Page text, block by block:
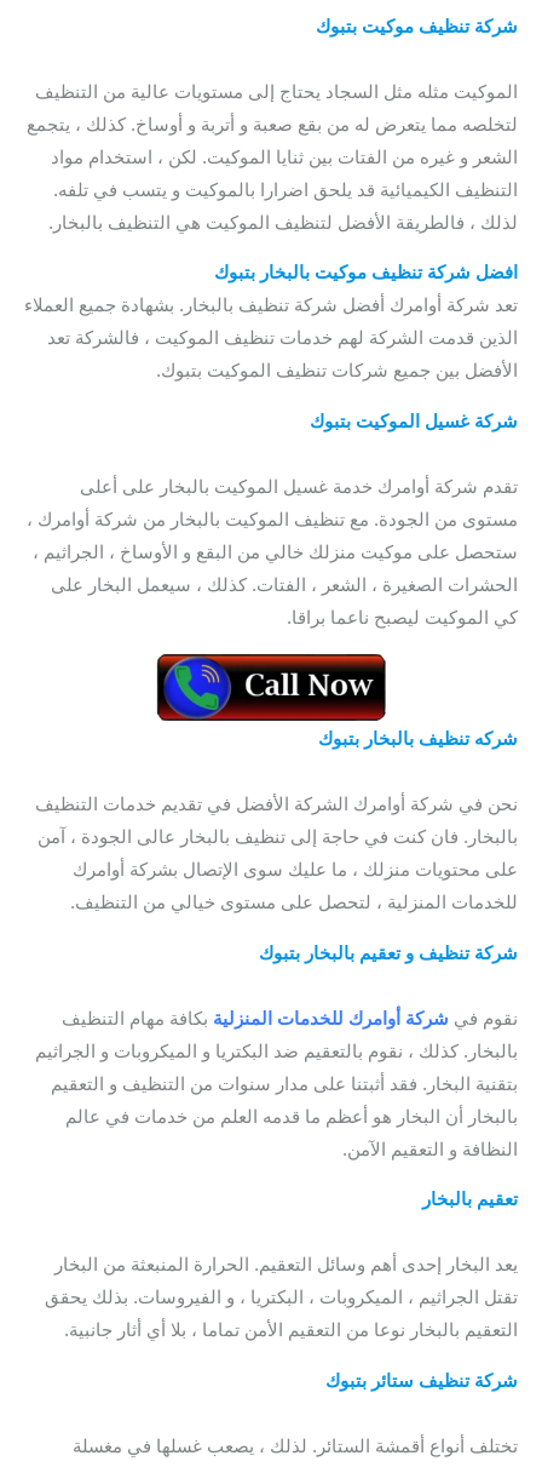
شركة تنظيف موكيت بتبوك
الموكيت مثله مثل السجاد يحتاج إلى مستويات عالية من التنظيف
لتخلصه مما يتعرض له من بقع صعبة و أتربة و أوساخ. كذلك ، يتجمع
الشعر و غيره من الفتات بين ثنايا الموكيت. لكن ، استخدام مواد
التنظيف الكيميائية قد يلحق اضرارا بالموكيت و يتسب في تلفه.
لذلك ، فالطريقة الأفضل لتنظيف الموكيت هي التنظيف بالبخار.
افضل شركة تنظيف موكيت بالبخار بتبوك
تعد شركة أوامرك أفضل شركة تنظيف بالبخار. بشهادة جميع العملاء
الذين قدمت الشركة لهم خدمات تنظيف الموكيت ، فالشركة تعد
الأفضل بين جميع شركات تنظيف الموكيت بتبوك.
شركة غسيل الموكيت بتبوك
تقدم شركة أوامرك خدمة غسيل الموكيت بالبخار على أعلى
مستوى من الجودة. مع تنظيف الموكيت بالبخار من شركة أوامرك ،
ستحصل على موكيت منزلك خالي من البقع و الأوساخ ، الجراثيم ،
الحشرات الصغيرة ، الشعر ، الفتات. كذلك ، سيعمل البخار على
كي الموكيت ليصبح ناعما براقا.
شركه تنظيف بالبخار بتبوك
نحن في شركة أوامرك الشركة الأفضل في تقديم خدمات التنظيف
بالبخار. فان كنت في حاجة إلى تنظيف بالبخار عالى الجودة ، آمن
على محتويات منزلك ، ما عليك سوى الإتصال بشركة أوامرك
للخدمات المنزلية ، لتحصل على مستوى خيالي من التنظيف.
شركة تنظيف و تعقيم بالبخار بتبوك
نقوم في شركة أوامرك للخدمات المنزلية بكافة مهام التنظيف
بالبخار. كذلك ، نقوم بالتعقيم ضد البكتريا و الميكروبات و الجراثيم
بتقنية البخار. فقد أثبتنا على مدار سنوات من التنظيف و التعقيم
بالبخار أن البخار هو أعظم ما قدمه العلم من خدمات في عالم
النظافة و التعقيم الآمن.
تعقيم بالبخار
يعد البخار إحدى أهم وسائل التعقيم. الحرارة المنبعثة من البخار
تقتل الجراثيم ، الميكروبات ، البكتريا ، و الفيروسات. بذلك يحقق
التعقيم بالبخار نوعا من التعقيم الأمن تماما ، بلا أي أثار جانبية.
شركة تنظيف ستائر بتبوك
تختلف أنواع أقمشة الستائر. لذلك ، يصعب غسلها في مغسلة